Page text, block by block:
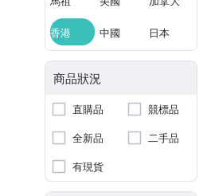
香港 中國 日本
商品狀況
直購品
競標品
全新品
二手品
有現貨